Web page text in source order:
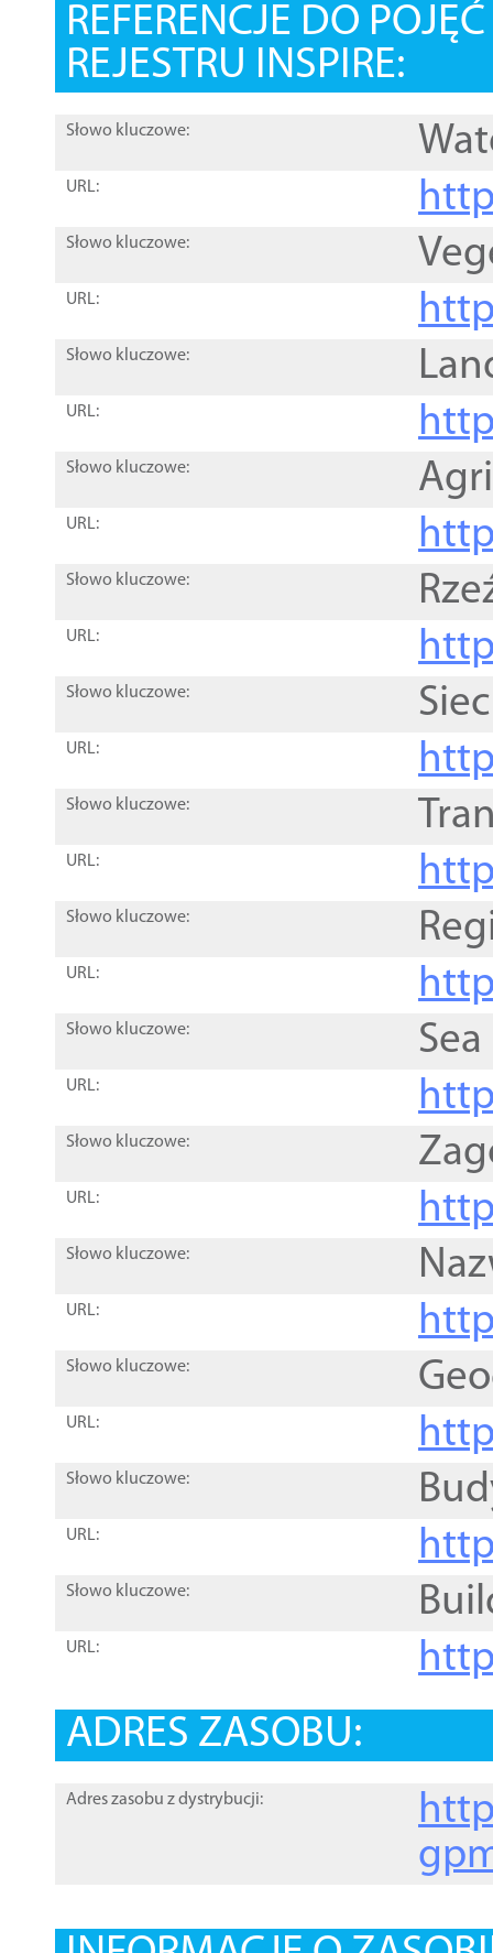
REFERENCJE DO
REJESTRU INSPIRE:
Słowo kluczowe:
URL:
Słowo kluczowe:
URL:
Słowo kluczowe:
URL:
Słowo kluczowe:
URL:
Słowo kluczowe:
URL:
Słowo kluczowe:
URL:
Słowo kluczowe:
URL:
Słowo kluczowe:
URL:
Słowo kluczowe:
URL:
Słowo kluczowe:
URL:
Słowo kluczowe:
URL:
Słowo kluczowe:
URL:
Słowo kluczowe:
URL:
Słowo kluczowe:
URL:
ADRES ZASOBU:
Adres zasobu z dystrybucji: